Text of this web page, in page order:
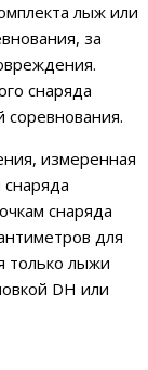
лыж или
за
снаряда
соревнования.
измеренная
снаряда
для
только лыжи
DH или